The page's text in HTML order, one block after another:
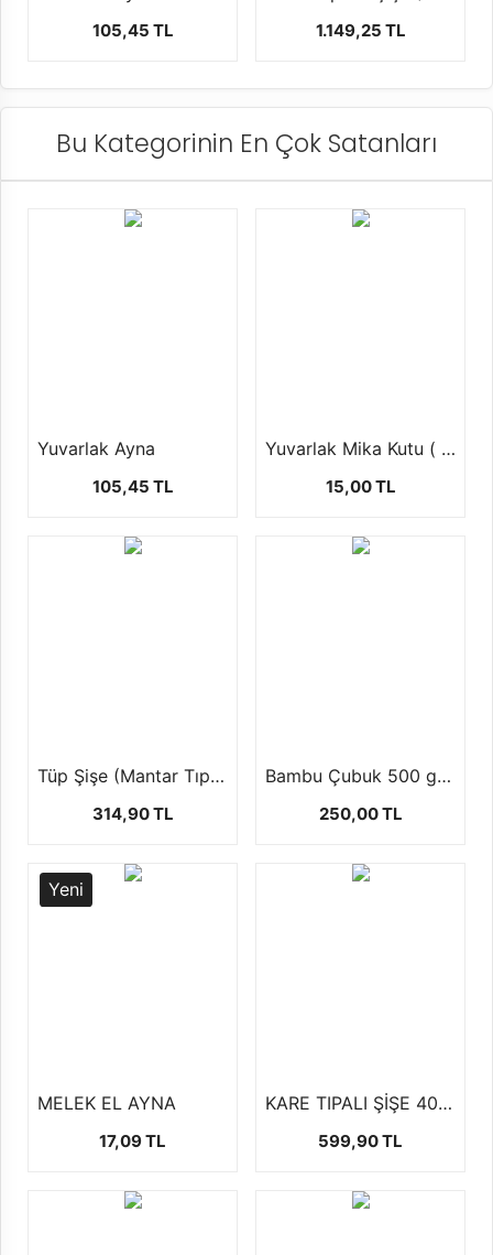
105,45 TL 1.149,25 TL
Bu Kategorinin En Çok Satanları
Yuvarlak Ayna
105,45 TL
Yuvarlak Mika Kutu ( şekerlik,mumluk ) 1 ad
15,00 TL
Tüp Şişe (Mantar Tıpalı-50 Adet)
314,90 TL
Bambu Çubuk 500 gr (450 ad ) 3 mm 23cm
250,00 TL
Yeni
MELEK EL AYNA
17,09 TL
KARE TIPALI ŞİŞE 40CC
599,90 TL